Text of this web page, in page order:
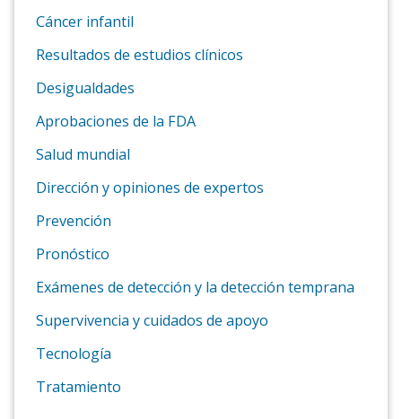
Cáncer infantil
Resultados de estudios clínicos
Desigualdades
Aprobaciones de la FDA
Salud mundial
Dirección y opiniones de expertos
Prevención
Pronóstico
Exámenes de detección y la detección temprana
Supervivencia y cuidados de apoyo
Tecnología
Tratamiento